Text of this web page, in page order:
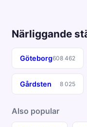
Närliggande
Göteborg608 462
Gårdsten 8 025
Also popular